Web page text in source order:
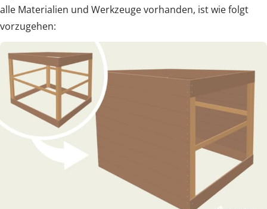
alle Materialien und Werkzeuge vorhanden, ist wie folgt
vorzugehen: